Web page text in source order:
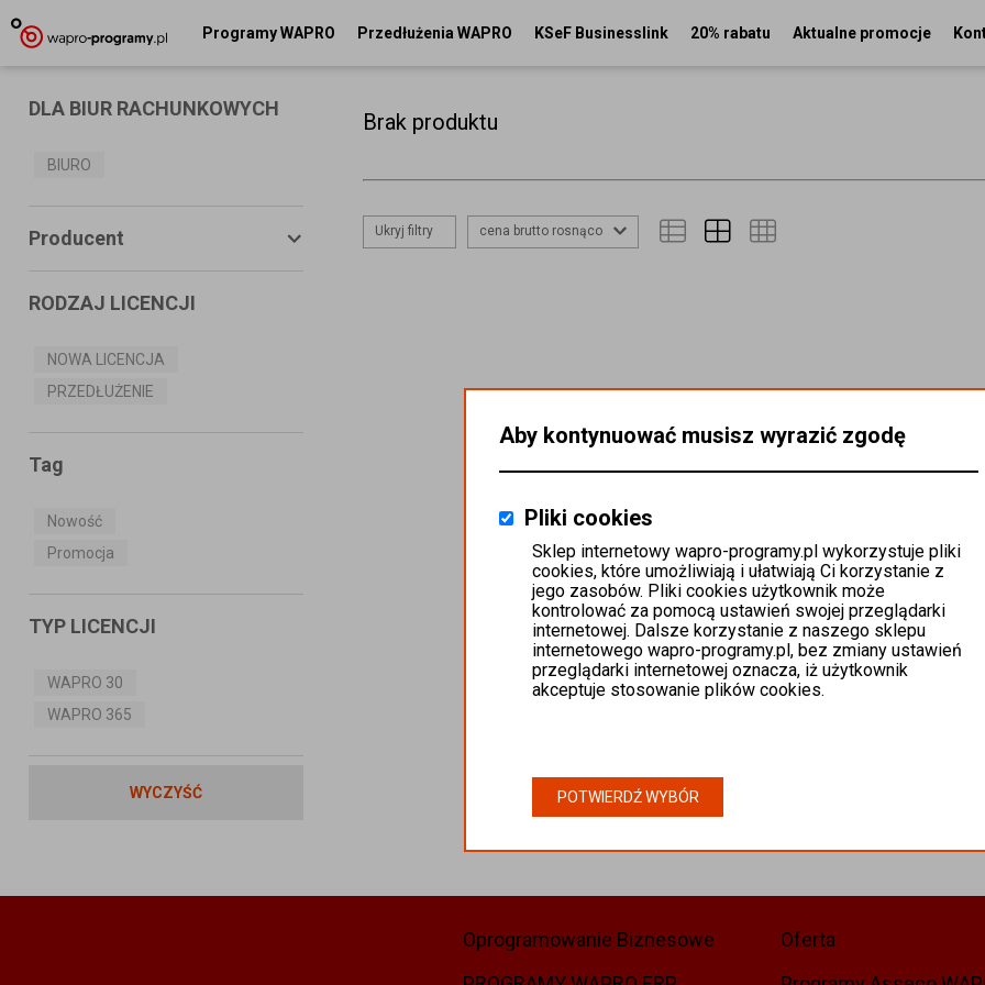
Programy WAPRO Przedłużenia WAPRO KSeF Businesslink 20% rabatu Aktualne promocje
DLA BIUR RACHUNKOWYCH
BIURO
Producent
S.A.
MS SYSTEMS
MISTRAL.NET Sp. z o.o
RODZAJ LICENCJI
NOWA LICENCJA
PRZEDŁUŻENIE
Tag
Nowość
Promocja
TYP LICENCJI
WAPRO 30
WAPRO 365
WYCZYŚĆ
Brak produktu
Ukryj filtry cena brutto rosnąco
Oprogramowanie Biznesowe
Oferta
Aby kontynuować musisz wyrazić zgodę
Pliki cookies
Sklep internetowy wapro-programy.pl wykorzystuje pliki
cookies, które umożliwiają i ułatwiają Ci korzystanie z
jego zasobów. Pliki cookies użytkownik może
kontrolować za pomocą ustawień swojej przeglądarki
internetowej. Dalsze korzystanie z naszego sklepu
internetowego wapro-programy.pl, bez zmiany ustawień
przeglądarki internetowej oznacza, iż użytkownik
akceptuje stosowanie plików cookies.
POTWIERDŹ WYBÓR